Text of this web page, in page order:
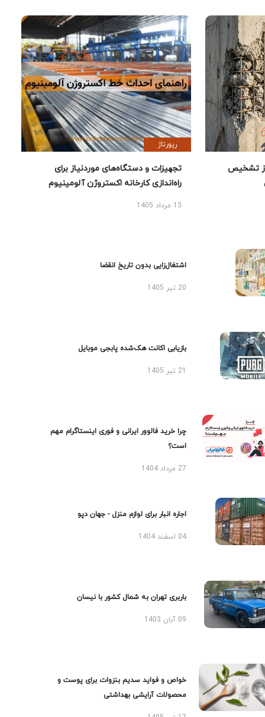
تشخیص
رپورتاژ
تجهیزات و دستگاه‌های موردنیاز برای
راه‌اندازی کارخانه اکستروژن آلومینیوم
13 مرداد 1405
اشتغال‌زایی بدون تاریخ انقضا
20 تیر 1405
بازیابی اکانت هک‌شده پابجی موبایل
چرا خرید فالوور ایرانی و فوری اینستاگرام مهم
است؟
27 مرداد 1404
اجاره انبار برای لوازم منزل - جهان دپو
04 اسفند 1404
باربری تهران به شمال کشور با نیسان
09 آبان 1403
خواص و فواید سدیم بنزوات برای پوست و
محصولات آرایشی بهداشتی